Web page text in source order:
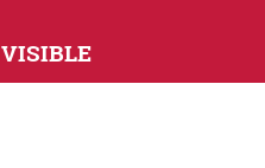
VISIBLE